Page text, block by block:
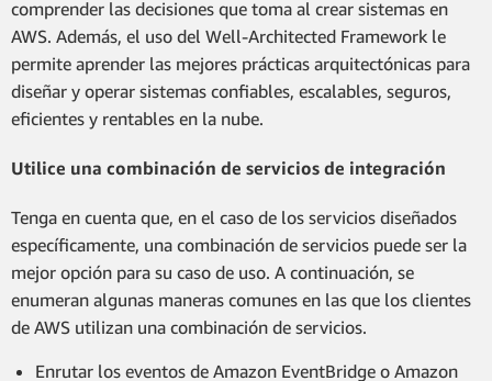
comprender las decisiones que toma al crear sistemas en
AWS. Además, el uso del Well-Architected Framework le
permite aprender las mejores prácticas arquitectónicas para
diseñar y operar sistemas confiables, escalables, seguros,
eficientes y rentables en la nube.
Utilice una combinación de servicios de integración
Tenga en cuenta que, en el caso de los servicios diseñados
específicamente, una combinación de servicios puede ser la
mejor opción para su caso de uso. A continuación, se
enumeran algunas maneras comunes en las que los clientes
de AWS utilizan una combinación de servicios.
Enrutar los eventos de Amazon EventBridge o Amazon